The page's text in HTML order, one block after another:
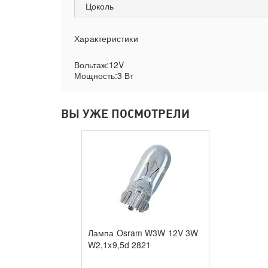
Цоколь
Характеристики
Вольтаж:12V
Мощность:3 Вт
ВЫ УЖЕ ПОСМОТРЕЛИ
Лампа Osram W3W 12V 3W
W2,1x9,5d 2821